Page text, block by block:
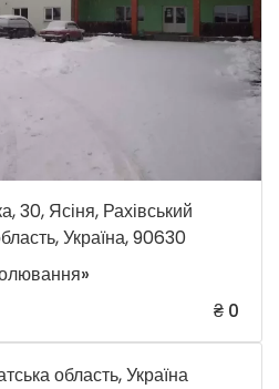
30, Ясіня, Рахівський
Україна, 90630
₴ 0
область, Україна